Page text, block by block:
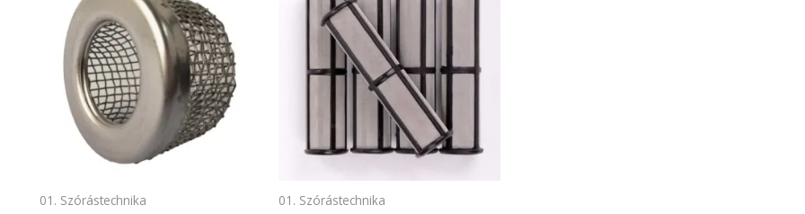
01. Szórástechnika 01. Szórástechnika